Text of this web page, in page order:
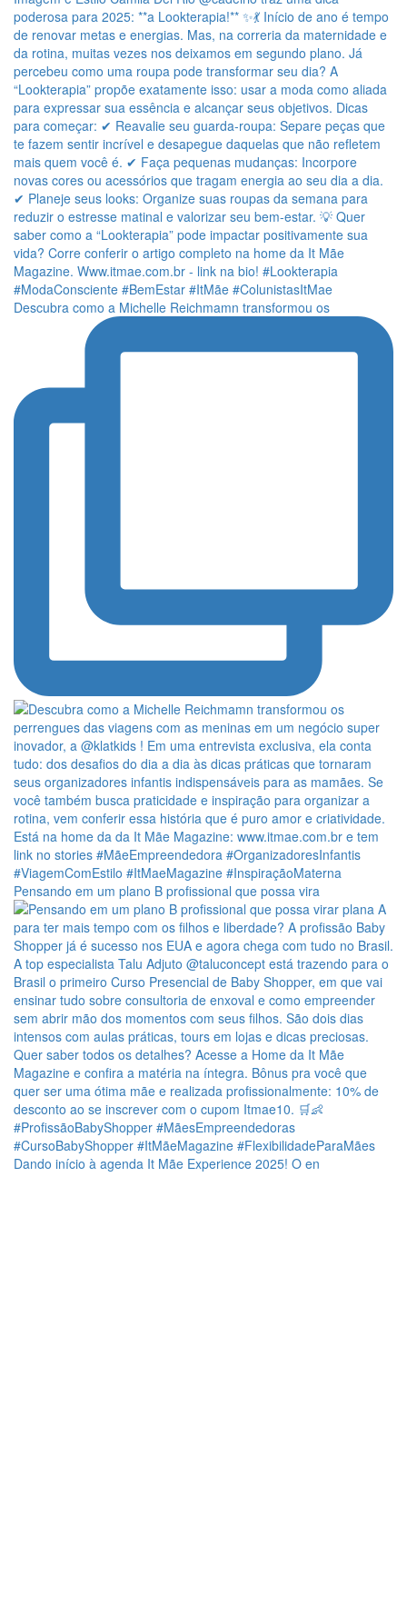
Descubra como a Michelle Reichmamn transformou os
Pensando em um plano B profissional que possa vira
Dando início à agenda It Mãe Experience 2025! O en